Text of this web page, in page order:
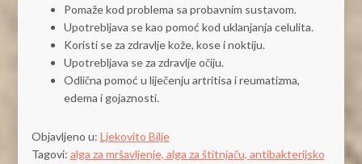
Pomaže kod problema sa probavnim sustavom.
Upotrebljava se kao pomoć kod uklanjanja celulita.
Koristi se za zdravlje kože, kose i noktiju.
Upotrebljava se za zdravlje očiju.
Odlična pomoć u liječenju artritisa i reumatizma,
edema i gojaznosti.
Objavljeno u: Ljekovito Bilje
Tagovi: alga za mršavljenje, alga za štitnjaču, antibakterijsko